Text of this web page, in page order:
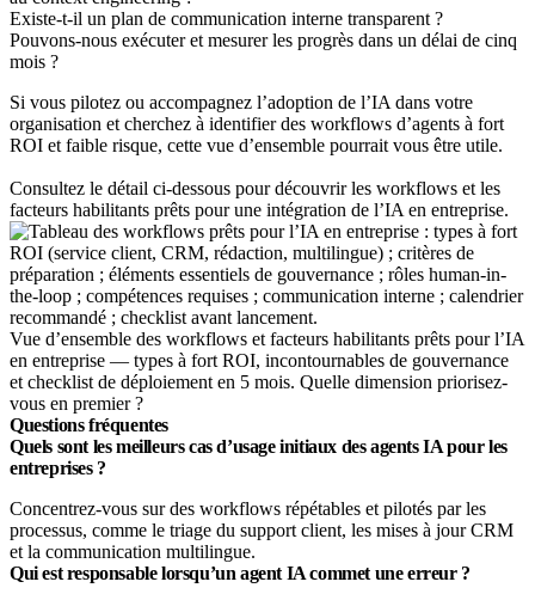
Existe-t-il un plan de communication interne transparent ?
Pouvons-nous exécuter et mesurer les progrès dans un délai de cinq
mois ?
Si vous pilotez ou accompagnez l’adoption de l’IA dans votre
organisation et cherchez à identifier des workflows d’agents à fort
ROI et faible risque, cette vue d’ensemble pourrait vous être utile.
Consultez le détail ci-dessous pour découvrir les workflows et les
facteurs habilitants prêts pour une intégration de l’IA en entreprise.
Vue d’ensemble des workflows et facteurs habilitants prêts pour l’IA
en entreprise — types à fort ROI, incontournables de gouvernance
et checklist de déploiement en 5 mois. Quelle dimension priorisez-
vous en premier ?
Questions fréquentes
Quels sont les meilleurs cas d’usage initiaux des agents IA pour les
entreprises ?
Concentrez-vous sur des workflows répétables et pilotés par les
processus, comme le triage du support client, les mises à jour CRM
et la communication multilingue.
Qui est responsable lorsqu’un agent IA commet une erreur ?